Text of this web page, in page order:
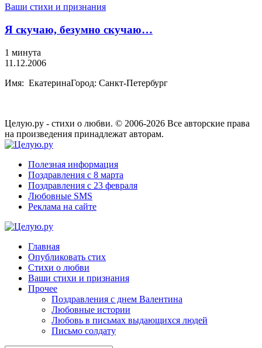
Ваши стихи и признания
Я скучаю, безумно скучаю…
1 минута
11.12.2006
Имя: ЕкатеринаГород: Санкт-Петербург
Целую.ру - стихи о любви. © 2006-2026 Все авторские права
на произведения принадлежат авторам.
Полезная информация
Поздравления с 8 марта
Поздравления с 23 февраля
Любовные SMS
Реклама на сайте
Главная
Опубликовать стих
Стихи о любви
Ваши стихи и признания
Прочее
Поздравления с днем Валентина
Любовные истории
Любовь в письмах выдающихся людей
Письмо солдату